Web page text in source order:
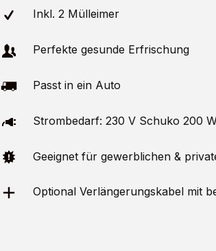
Inkl. 2 Mülleimer
Perfekte gesunde Erfrischung
Passt in ein Auto
Strombedarf: 230 V Schuko 200
Geeignet für gewerblichen &
Optional Verlängerungskabel mit